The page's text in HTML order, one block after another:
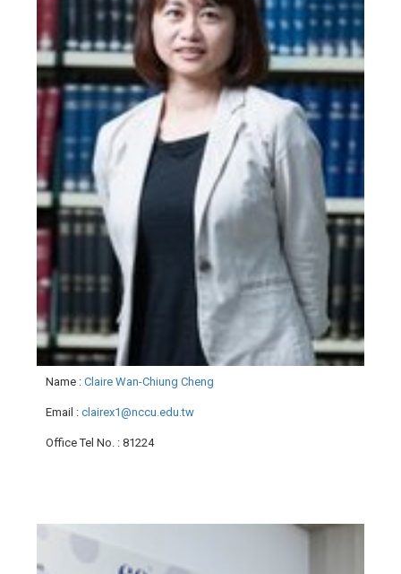
Name : Claire Wan-Chiung Cheng
Email : clairex1@nccu.edu.tw
Office Tel No. : 81224